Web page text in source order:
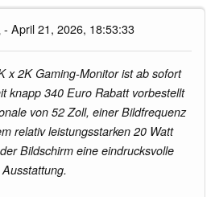
- April 21, 2026, 18:53:33
x 2K Gaming-Monitor ist ab sofort
knapp 340 Euro Rabatt vorbestellt
von 52 Zoll, einer Bildfrequenz
relativ leistungsstarken 20 Watt
Bildschirm eine eindrucksvolle
Ausstattung.